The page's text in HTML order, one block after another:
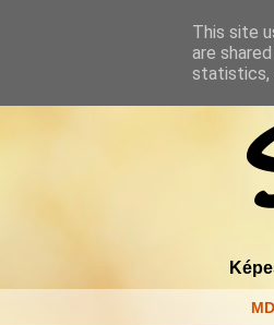
This site
are
statistics,